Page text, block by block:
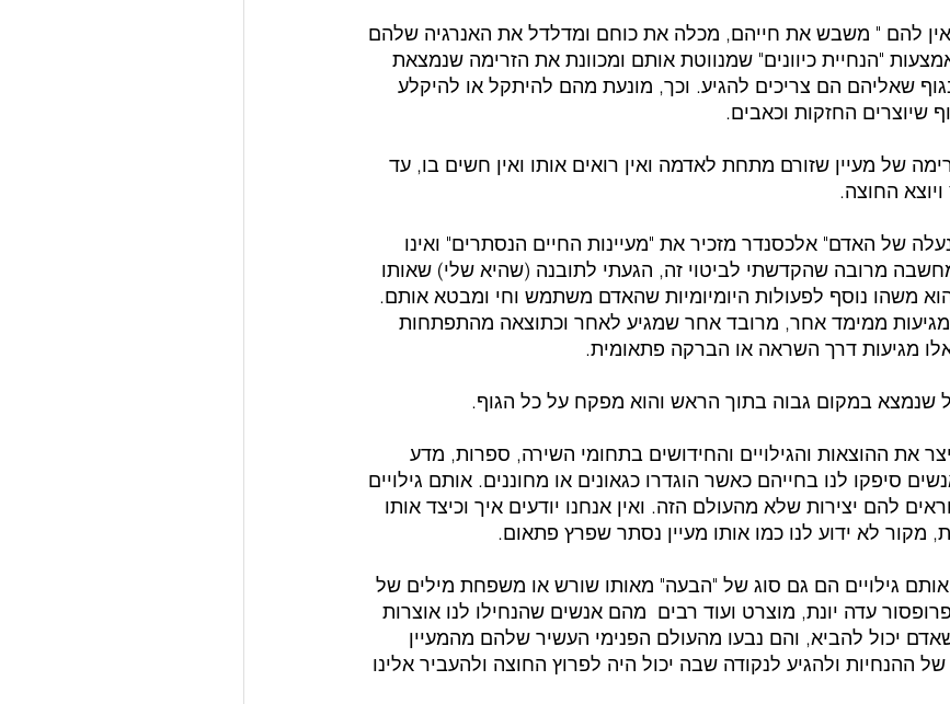
להם " משבש את חייהם, מכלה את כוחם ומדלדל את האנרגיה שלהם
"הנחיית כיוונים" שמנווטת אותם ומכוונת את הזרימה שנמצאת
שאליהם הם צריכים להגיע. וכך, מונעת מהם להיתקל או להיקלע
שיוצרים החזקות וכאבים.
של מעיין שזורם מתחת לאדמה ואין רואים אותו ואין חשים בו, עד
החוצה.
של האדם" אלכסנדר מזכיר את "מעיינות החיים הנסתרים" ואינו
מרובה שהקדשתי לביטוי זה, הגעתי לתובנה (שהיא שלי) שאותו
משהו נוסף לפעולות היומיומיות שהאדם משתמש וחי ומבטא אותם.
ממימד אחר, מרובד אחר שמגיע לאחר וכתוצאה מהתפתחות
אלו מגיעות דרך השראה או הברקה פתאומית.
שנמצא במקום גבוה בתוך הראש והוא מפקח על כל הגוף.
את ההוצאות והגילויים והחידושים בתחומי השירה, ספרות, מדע
סיפקו לנו בחייהם כאשר הוגדרו כגאונים או מחוננים. אותם גילויים
להם יצירות שלא מהעולם הזה. ואין אנחנו יודעים איך וכיצד אותו
לא ידוע לנו כמו אותו מעיין נסתר שפרץ פתאום.
גילויים הם גם סוג של "הבעה" מאותו שורש או משפחת מילים של
עדה יונת, מוצרט ועוד רבים  מהם אנשים שהנחילו לנו אוצרות
יכול להביא, והם נבעו מהעולם הפנימי העשיר שלהם מהמעיין
ההנחיות ולהגיע לנקודה שבה יכול היה לפרוץ החוצה ולהעביר אלינו